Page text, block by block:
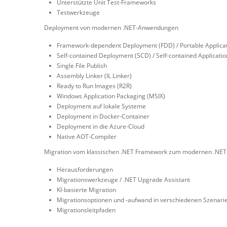
Unterstützte Unit Test-Frameworks
Testwerkzeuge
Deployment von modernen .NET-Anwendungen
Framework-dependent Deployment (FDD) / Portable
Self-contained Deployment (SCD) / Self-contained
Single File Publish
Assembly Linker (IL Linker)
Ready to Run Images (R2R)
Windows Application Packaging (MSIX)
Deployment auf lokale Systeme
Deployment in Docker-Container
Deployment in die Azure-Cloud
Native AOT-Compiler
Migration vom klassischen .NET Framework zum modernen .NET
Herausforderungen
Migrationswerkzeuge / .NET Upgrade Assistant
KI-basierte Migration
Migrationsoptionen und -aufwand in verschiedenen
Migrationsleitpfaden